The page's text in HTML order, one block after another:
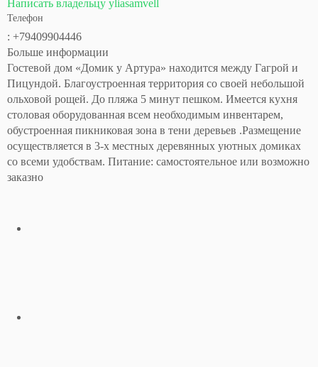
Написать владельцу yliasamvell
Телефон
: +79409904446
Больше информации
Гостевой дом «Домик у Артура» находится между Гагрой и
Пицундой. Благоустроенная территория со своей небольшой
ольховой рощей. До пляжа 5 минут пешком. Имеется кухня
столовая оборудованная всем необходимым инвентарем,
обустроенная пикниковая зона в тени деревьев .Размещение
осуществляется в 3-х местных деревянных уютных домиках
со всеми удобствам. Питание: самостоятельное или возможно
заказно